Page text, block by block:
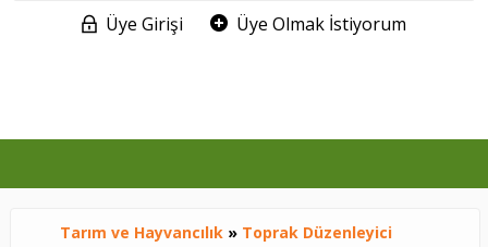
Üye Girişi Üye Olmak İstiyorum
Tarım ve Hayvancılık» Toprak Düzenleyici